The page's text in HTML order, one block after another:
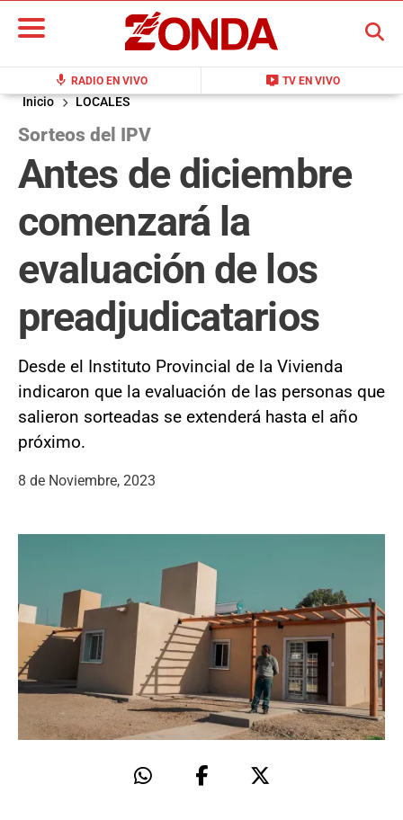
mic RADIO EN VIVO live_tv TV EN VIVO
BUSCAR
Inicio LOCALES
Sorteos del IPV
Antes de diciembre
comenzará la
evaluación de los
preadjudicatarios
Desde el Instituto Provincial de la Vivienda
indicaron que la evaluación de las personas que
salieron sorteadas se extenderá hasta el año
próximo.
8 de Noviembre, 2023